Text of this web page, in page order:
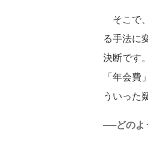
そこで
る手法に
決断です
「年会
ういった
──どのよ